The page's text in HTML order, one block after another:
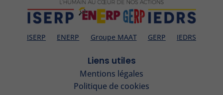
ISERP ENERP Groupe MAAT GERP IEDRS
Liens utiles
Mentions légales
Politique de cookies